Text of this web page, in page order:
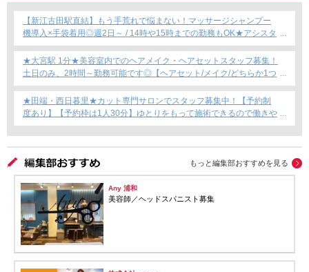
【新江古田駅直結】もう手荒れで悩まない！マッサージシャンプー
機導入×手袋着用◎週2日～ / 14時や15時までの勤務もOK★アシスタ
ント専任募集★
★大宮駅 1分★美容室内でのヘアメイク・ヘアセットスタッフ募集！
土日のみ、2時間～勤務可能です◎【ヘアセット/メイク/どちらか1つ
できればOKです！】フリーランス・Wワーク・時短勤務もOK★
★田端・西日暮里★カット専門サロンでスタッフ募集中！【予約制
度あり】【予約枠は1人30分】ゆとりをもって施術できるので働きや
すい！これからカット専門店で働きたい方にもおすすめ◎
もっと編集部おすすめを見る
Any 浦和
美容師／ヘッドスパニスト募集